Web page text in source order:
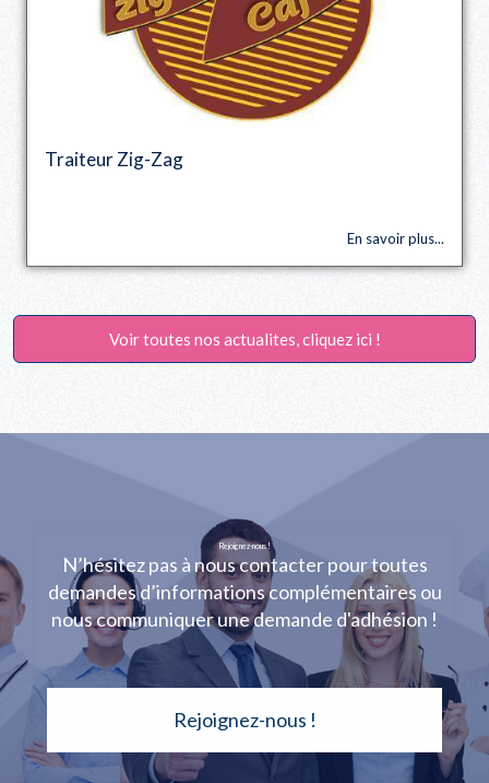
Traiteur Zig-Zag
En savoir plus...
Voir toutes nos actualites, cliquez ici !
Rejoignez-nous !
N’hésitez pas à nous contacter pour toutes
demandes d’informations complémentaires ou
nous communiquer une demande d'adhésion !
Rejoignez-nous !